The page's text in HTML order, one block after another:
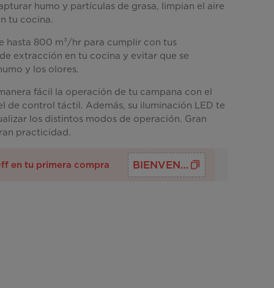
humo y partículas de grasa, limpian el aire
tu cocina.
hasta 800 m³/hr para cumplir con tus
extracción en tu cocina y evitar que se
y los olores.
fácil la operación de tu campana con el
de control táctil. Además, su iluminación LED te
los distintos modos de operación. Gran
practicidad.
en tu primera compra BIENVENID@S